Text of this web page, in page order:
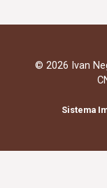
© 2026 Ivan
Sistema